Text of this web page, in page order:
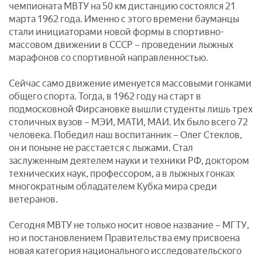
чемпионата МВТУ на 50 км дистанцию состоялся 21
марта 1962 года. Именно с этого времени бауманцы
стали инициаторами новой формы в спортивно-
массовом движении в СССР – проведении лыжных
марафонов со спортивной направленностью.
Сейчас само движение именуется массовыми гонками
общего спорта. Тогда, в 1962 году на старт в
подмосковной Фирсановке вышли студенты лишь трех
столичных вузов – МЭИ, МАТИ, МАИ. Их было всего 72
человека. Победил наш воспитанник – Олег Стеклов,
он и поныне не расстается с лыжами. Стал
заслуженным деятелем науки и техники РФ, доктором
технических наук, профессором, а в лыжных гонках
многократным обладателем Кубка мира среди
ветеранов.
Сегодня МВТУ не только носит новое название – МГТУ,
но и постановлением Правительства ему присвоена
новая категория национального исследовательского